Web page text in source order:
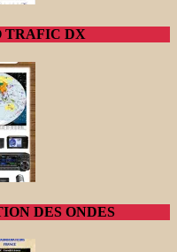
TRAFIC DX
DES ONDES